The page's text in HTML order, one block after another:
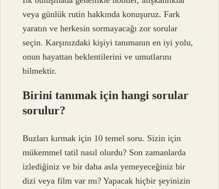
veya günlük rutin hakkında konuşuruz. Fark
yaratın ve herkesin sormayacağı zor sorular
seçin. Karşınızdaki kişiyi tanımanın en iyi yolu,
onun hayattan beklentilerini ve umutlarını
bilmektir.
Birini tanımak için hangi sorular
sorulur?
Buzları kırmak için 10 temel soru. Sizin için
mükemmel tatil nasıl olurdu? Son zamanlarda
izlediğiniz ve bir daha asla yemeyeceğiniz bir
dizi veya film var mı? Yapacak hiçbir şeyinizin